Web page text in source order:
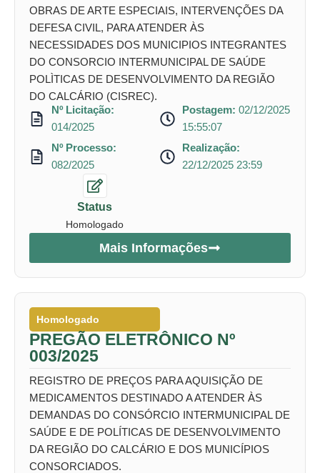
OBRAS DE ARTE ESPECIAIS, INTERVENÇÕES DA
DEFESA CIVIL, PARA ATENDER ÀS
NECESSIDADES DOS MUNICIPIOS INTEGRANTES
DO CONSORCIO INTERMUNICIPAL DE SAÚDE
POLÌTICAS DE DESENVOLVIMENTO DA REGIÃO
DO CALCÁRIO (CISREC).
Nº Licitação:
014/2025
Nº Processo:
082/2025
Postagem: 02/12/2025
15:55:07
Realização:
22/12/2025 23:59
Status
Homologado
Mais Informações
Homologado
PREGÃO ELETRÔNICO Nº
003/2025
REGISTRO DE PREÇOS PARA AQUISIÇÃO DE
MEDICAMENTOS DESTINADO A ATENDER ÀS
DEMANDAS DO CONSÓRCIO INTERMUNICIPAL DE
SAÚDE E DE POLÍTICAS DE DESENVOLVIMENTO
DA REGIÃO DO CALCÁRIO E DOS MUNICÍPIOS
CONSORCIADOS.